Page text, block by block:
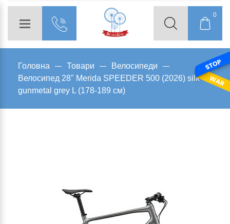
0
Головна Товари
Велосипеди
Велосипед 28" Merida SPEEDER 500 (2026) silk
gunmetal grey L (178-189 см)